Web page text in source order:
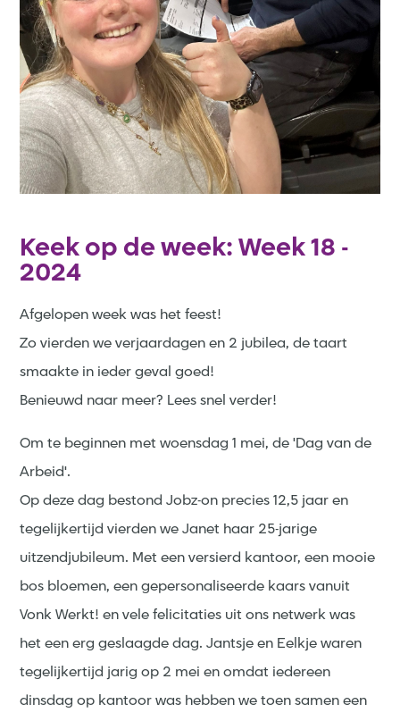
Keek op de week: Week 18 -
2024
Afgelopen week was het feest!
Zo vierden we verjaardagen en 2 jubilea, de taart
smaakte in ieder geval goed!
Benieuwd naar meer? Lees snel verder!
Om te beginnen met woensdag 1 mei, de 'Dag van de
Arbeid'.
Op deze dag bestond Jobz-on precies 12,5 jaar en
tegelijkertijd vierden we Janet haar 25-jarige
uitzendjubileum. Met een versierd kantoor, een mooie
bos bloemen, een gepersonaliseerde kaars vanuit
Vonk Werkt! en vele felicitaties uit ons netwerk was
het een erg geslaagde dag.Jantsje en Eelkje waren
tegelijkertijd jarig op 2 mei en omdat iedereen
dinsdag op kantoor was hebben we toen samen een